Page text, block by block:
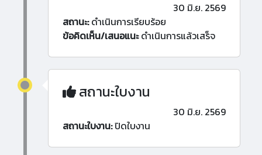
30 มิ.ย. 2569
สถานะ:ดำเนินการเรียบร้อย
ข้อคิดเห็น/เสนอแนะดำเนินการแล้วเสร็จ
สถานะใบงาน
30 มิ.ย. 2569
สถานะใบงาน:ปิดใบงาน